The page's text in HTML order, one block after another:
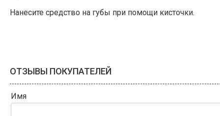
Нанесите средство на губы при помощи кисточки.
ОТЗЫВЫ ПОКУПАТЕЛЕЙ
Имя